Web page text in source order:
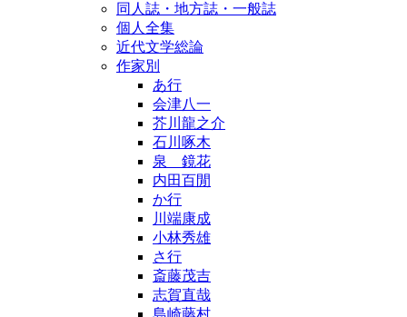
同人誌・地方誌・一般誌
個人全集
近代文学総論
作家別
あ行
会津八一
芥川龍之介
石川啄木
泉 鏡花
内田百閒
か行
川端康成
小林秀雄
さ行
斎藤茂吉
志賀直哉